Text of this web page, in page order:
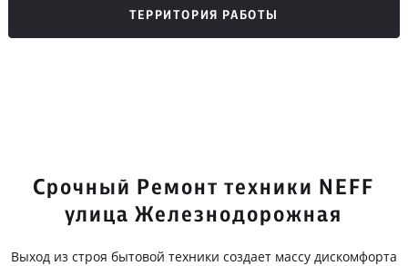
ТЕРРИТОРИЯ РАБОТЫ
Срочный Ремонт техники NEFF
улица Железнодорожная
Выход из строя бытовой техники создает массу дискомфорта